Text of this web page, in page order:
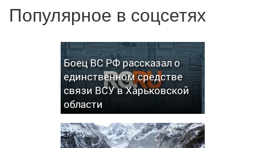
Популярное в соцсетях
Боец ВС РФ рассказал о
единственном средстве
связи ВСУ в Харьковской
области